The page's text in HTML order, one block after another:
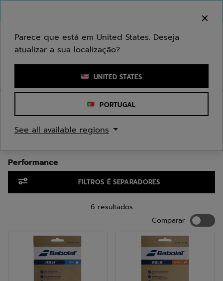
Introduzir uma palavra-chave ou um número de artigo
Cordas / Performance
CORDAS DE BADMINTON
Performance
FILTROS É SEPARADORES
6 resultados
Comparar
Parece que está em United States. Deseja
atualizar a sua localização?
UNITED STATES
PORTUGAL
See all available regions